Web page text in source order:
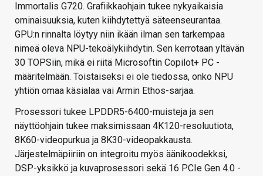
Immortalis G720. Grafiikkaohjain tukee nykyaikaisia
ominaisuuksia, kuten kiihdytettyä säteenseurantaa.
GPU:n rinnalta löytyy niin ikään ilman sen tarkempaa
nimeä oleva NPU-tekoälykiihdytin. Sen kerrotaan yltävän
30 TOPSiin, mikä ei riitä Microsoftin Copilot+ PC -
määritelmään. Toistaiseksi ei ole tiedossa, onko NPU
yhtiön omaa käsialaa vai Armin Ethos-sarjaa.
Prosessori tukee LPDDR5-6400-muisteja ja sen
näyttöohjain tukee maksimissaan 4K120-resoluutiota,
8K60-videopurkua ja 8K30-videopakkausta.
Järjestelmäpiiriin on integroitu myös äänikoodekksi,
DSP-yksikkö ja kuvaprosessori sekä 16 PCIe Gen 4.0 -